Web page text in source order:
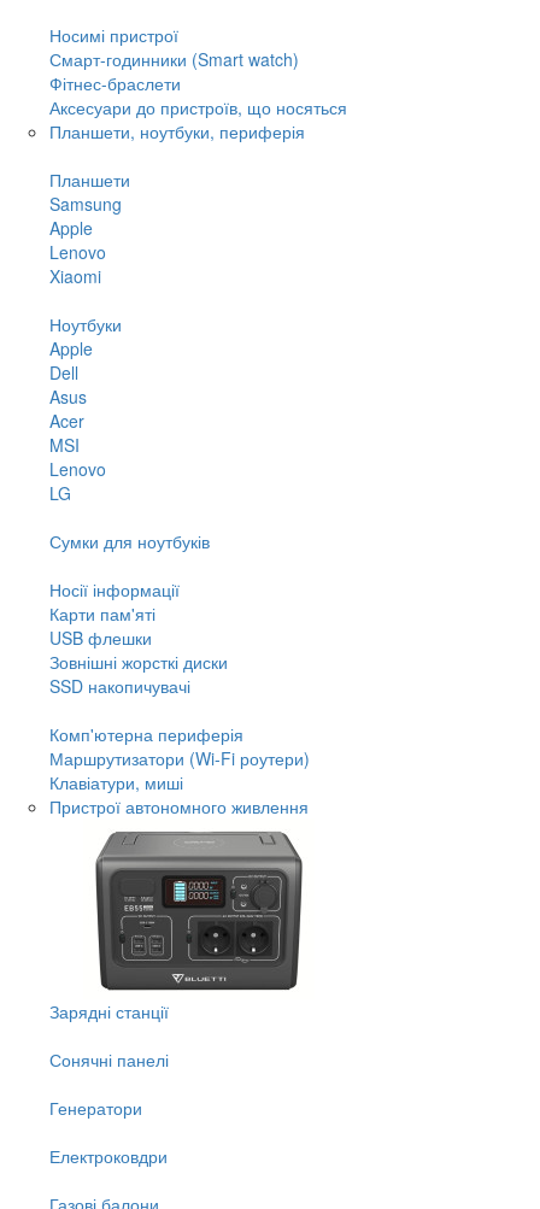
Носимі пристрої
Смарт-годинники (Smart watch)
Фітнес-браслети
Аксесуари до пристроїв, що носяться
Планшети, ноутбуки, периферія
Планшети
Samsung
Apple
Lenovo
Xiaomi
Ноутбуки
Apple
Dell
Asus
Acer
MSI
Lenovo
LG
Сумки для ноутбуків
Носії інформації
Карти пам'яті
USB флешки
Зовнішні жорсткі диски
SSD накопичувачі
Комп'ютерна периферія
Маршрутизатори (Wi-Fi роутери)
Клавіатури, миші
Пристрої автономного живлення
Зарядні станції
Сонячні панелі
Генератори
Електроковдри
Газові балони